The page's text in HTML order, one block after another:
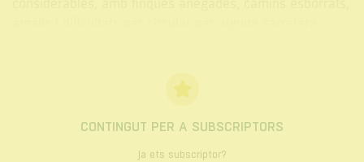
CONTINGUT PER A SUBSCRIPTORS
Ja ets subscriptor?